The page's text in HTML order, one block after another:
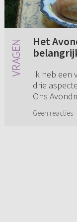
Het
Ik heb een
drie
Ons
met: “een
Geen reacties